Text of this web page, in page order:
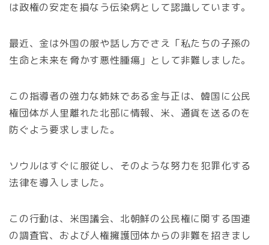
は政権の安定を損なう伝染病として認識しています。
最近、金は外国の服や話し方でさえ「私たちの子孫の
生命と未来を脅かす悪性腫瘍」として非難しました。
この指導者の強力な姉妹である金与正は、韓国に公民
権団体が人里離れた北部に情報、米、通貨を送るのを
防ぐよう要求しました。
ソウルはすぐに服従し、そのような努力を犯罪化する
法律を導入しました。
この行動は、米国議会、北朝鮮の公民権に関する国連
の調査官、および人権擁護団体からの非難を招きまし